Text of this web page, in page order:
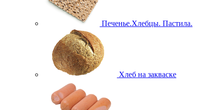
Печенье.Хлебцы. Пастила.
Хлеб на закваске